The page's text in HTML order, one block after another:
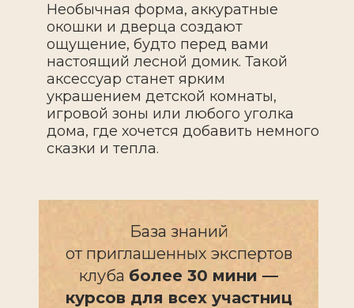
Необычная форма, аккуратные
окошки и дверца создают
ощущение, будто перед вами
настоящий лесной домик. Такой
аксессуар станет ярким
украшением детской комнаты,
игровой зоны или любого уголка
дома, где хочется добавить немного
сказки и тепла.
База знаний
от приглашенных экспертов
клуба более 30 мини —
курсов для всех участниц